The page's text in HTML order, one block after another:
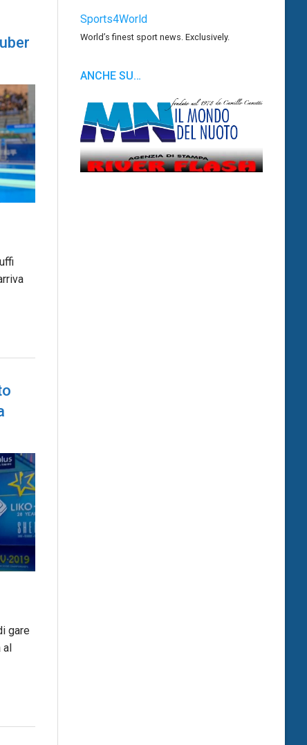
gare
al
Sports4World
World’s finest sport news. Exclusively.
ANCHE SU…